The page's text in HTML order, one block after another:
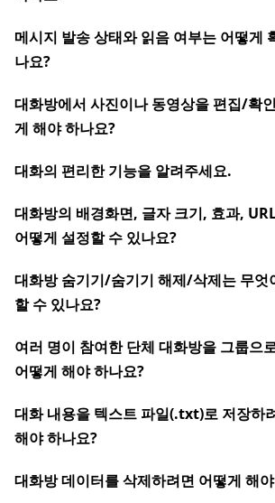
메시지 발송 상태와 읽음 여부는 어떻게
나요?
대화방에서 사진이나 동영상을 편집/확
게 해야 하나요?
대화의 편리한 기능을 알려주세요.
대화방의 배경화면, 글자 크기, 효과,
어떻게 설정할 수 있나요?
대화방 숨기기/숨기기 해제/삭제는 무엇
할 수 있나요?
여러 명이 참여한 단체 대화방을 그룹으
어떻게 해야 하나요?
대화 내용을 텍스트 파일(.txt)로 저장하
해야 하나요?
대화방 데이터를 삭제하려면 어떻게 해